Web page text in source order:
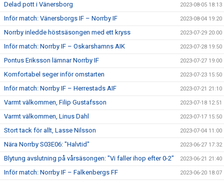
Delad pott i Vänersborg 2023-08-05 18:13
Inför match: Vänersborgs IF – Norrby IF 2023-08-04 19:20
Norrby inledde höstsäsongen med ett kryss 2023-07-29 20:00
Inför match: Norrby IF – Oskarshamns AIK 2023-07-28 19:50
Pontus Eriksson lämnar Norrby IF 2023-07-27 19:00
Komfortabel seger inför omstarten 2023-07-23 15:50
Inför match: Norrby IF – Herrestads AIF 2023-07-21 21:10
Varmt välkommen, Filip Gustafsson 2023-07-18 12:51
Varmt välkommen, Linus Dahl 2023-07-17 15:50
Stort tack för allt, Lasse Nilsson 2023-07-04 11:00
Nära Norrby S03E06: "Halvtid" 2023-06-27 17:32
Blytung avslutning på vårsäsongen: "Vi faller ihop efter 0-2" 2023-06-21 21:40
Inför match: Norrby IF – Falkenbergs FF 2023-06-20 18:07